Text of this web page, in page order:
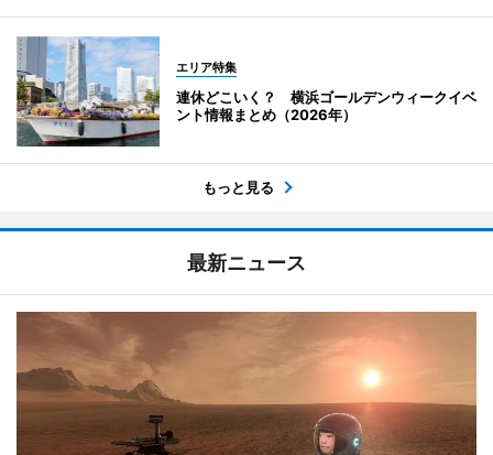
エリア特集
連休どこいく？ 横浜ゴールデンウィークイベ
ント情報まとめ（2026年）
もっと見る
最新ニュース